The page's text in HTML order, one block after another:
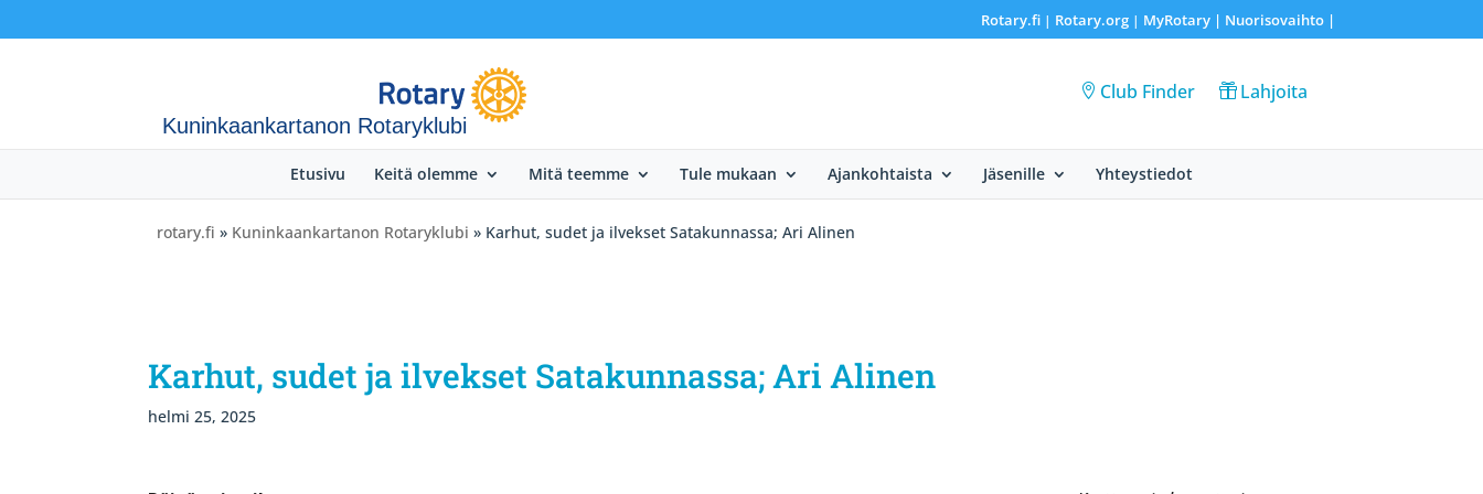
Rotary.fi| Rotary.org| MyRotary | Nuorisovaihto|
Kuninkaankartanon Rotaryklubi
Club Finder Lahjoita
Etusivu Keitä olemme Mitä teemme Tule mukaan Ajankohtaista Jäsenille Yhteystiedot
rotary.fi » Kuninkaankartanon Rotaryklubi » Karhut, sudet ja ilvekset Satakunnassa; Ari Alinen
Karhut, sudet ja ilvekset Satakunnassa; Ari Alinen
helmi 25, 2025